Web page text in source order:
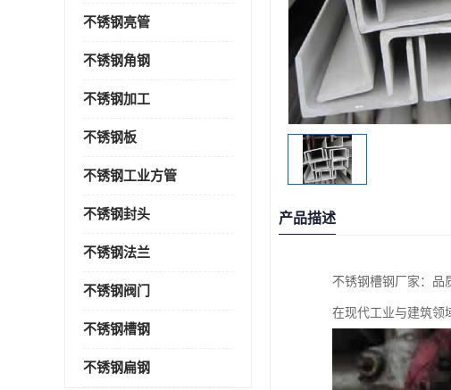
不锈钢亮管
不锈钢角钢
不锈钢加工
不锈钢板
不锈钢工业方管
不锈钢封头
不锈钢法兰
不锈钢阀门
不锈钢槽钢
不锈钢扁钢
产品描述
不锈钢槽钢厂家：品
在现代工业与建筑领